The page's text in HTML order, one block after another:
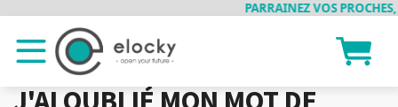
PARRAINEZ VOS